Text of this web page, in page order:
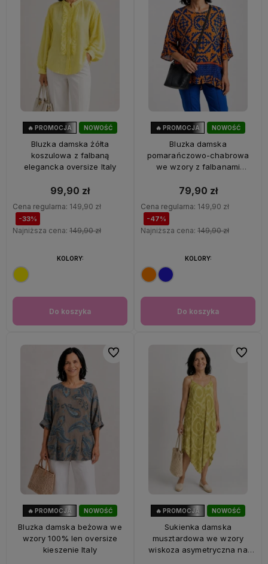
NOWOŚĆ
OKAZJA
🔥 PROMOCJA
Bluzka damska żółta
koszulowa z falbaną
elegancka oversize Italy
99,90 zł
Cena regularna: 149,90 zł
-33%
Najniższa cena: 149,90 zł
Do koszyka
KOLORY:
NOWOŚĆ
🔥 PROMOCJA
Bluzka damska
pomarańczowo-chabrowa
we wzory z falbanami
79,90 zł
Cena regularna: 149,90 zł
-47%
Najniższa cena: 149,90 zł
Do koszyka
KOLORY:
NOWOŚĆ
OKAZJA
🔥 PROMOCJA
Bluzka damska beżowa we
wzory 100% len oversize
kieszenie Italy
Do ulubionych
NOWOŚĆ
🔥 PROMOCJA
Sukienka damska
musztardowa we wzory
wiskoza asymetryczna na
Do